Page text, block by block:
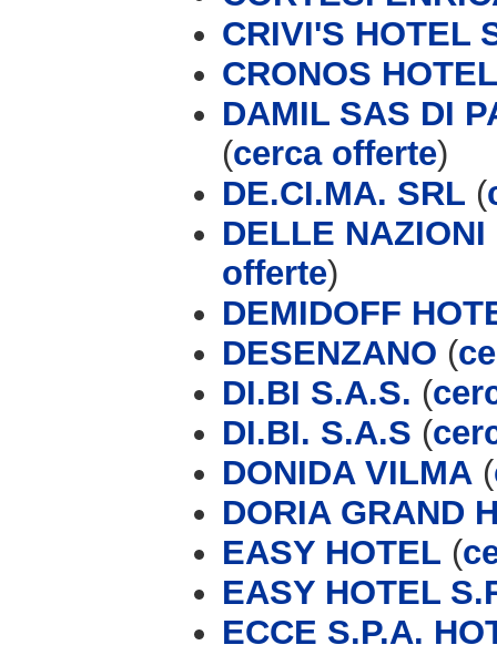
CRIVI'S HOTEL
CRONOS
DAMIL SAS DI
(cerca offerte)
DE.CI.MA. SRL (
DELLE
offerte)
DEMIDOFF
DESENZANO (
DI.BI S.A.S. (
DI.BI. S.A.S (
DONIDA VILMA (
DORIA GRAND
EASY HOTEL (
EASY HOTEL
ECCE S.P.A.